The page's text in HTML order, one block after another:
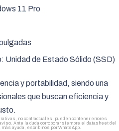
11 Pro
Unidad de Estado Sólido (SSD)
y portabilidad, siendo una
que buscan eficiencia y
no contractuales, pueden contener errores
Ante la duda corroborar siempre el datasheet del
ayuda, escribinos por WhatsApp.